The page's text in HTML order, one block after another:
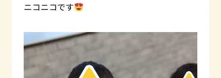
ニコニコです